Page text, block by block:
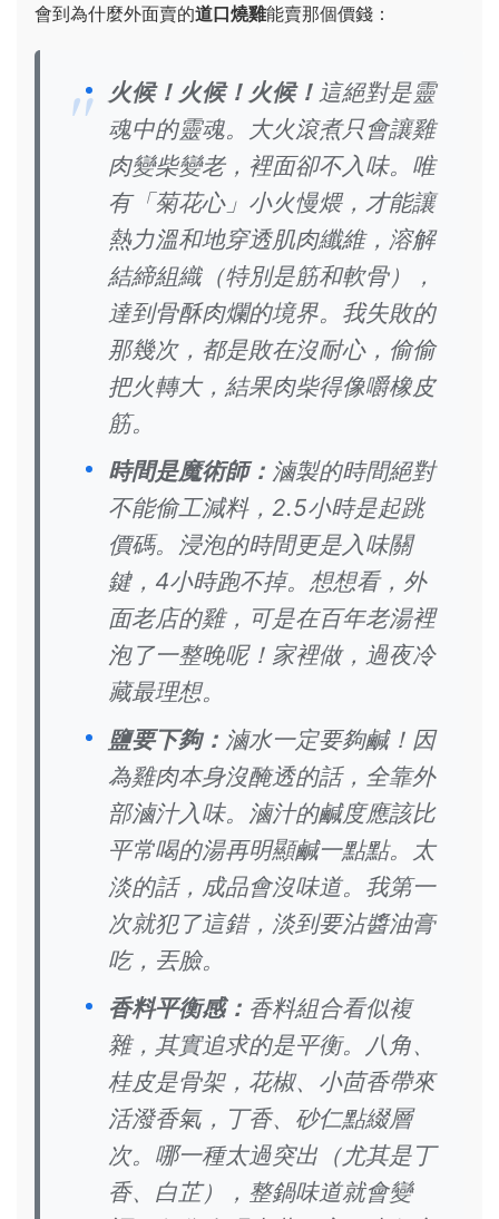
會到為什麼外面賣的道口燒雞能賣那個價錢：
火候！火候！火候！ 這絕對是靈
魂中的靈魂。大火滾煮只會讓雞
肉變柴變老，裡面卻不入味。唯
有「菊花心」小火慢煨，才能讓
熱力溫和地穿透肌肉纖維，溶解
結締組織（特別是筋和軟骨），
達到骨酥肉爛的境界。我失敗的
那幾次，都是敗在沒耐心，偷偷
把火轉大，結果肉柴得像嚼橡皮
筋。
時間是魔術師： 滷製的時間絕對
不能偷工減料，2.5小時是起跳
價碼。浸泡的時間更是入味關
鍵，4小時跑不掉。想想看，外
面老店的雞，可是在百年老湯裡
泡了一整晚呢！家裡做，過夜冷
藏最理想。
鹽要下夠： 滷水一定要夠鹹！因
為雞肉本身沒醃透的話，全靠外
部滷汁入味。滷汁的鹹度應該比
平常喝的湯再明顯鹹一點點。太
淡的話，成品會沒味道。我第一
次就犯了這錯，淡到要沾醬油膏
吃，丟臉。
香料平衡感： 香料組合看似複
雜，其實追求的是平衡。八角、
桂皮是骨架，花椒、小茴香帶來
活潑香氣，丁香、砂仁點綴層
次。哪一種太過突出（尤其是丁
香、白芷），整鍋味道就會變